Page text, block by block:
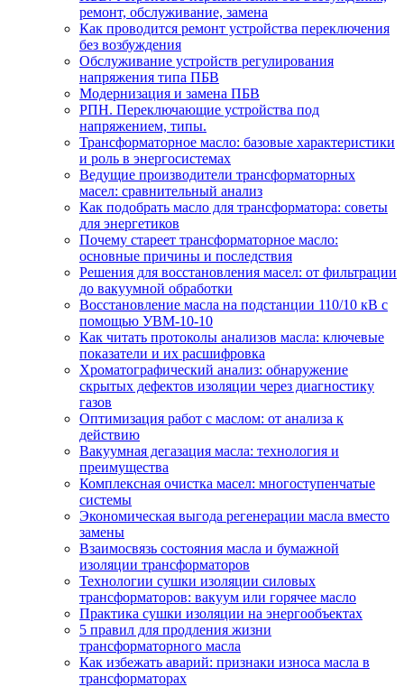
ремонт, обслуживание, замена
Как проводится ремонт устройства переключения
без возбуждения
Обслуживание устройств регулирования
напряжения типа ПБВ
Модернизация и замена ПБВ
РПН. Переключающие устройства под
напряжением, типы.
Трансформаторное масло: базовые характеристики
и роль в энергосистемах
Ведущие производители трансформаторных
масел: сравнительный анализ
Как подобрать масло для трансформатора: советы
для энергетиков
Почему стареет трансформаторное масло:
основные причины и последствия
Решения для восстановления масел: от фильтрации
до вакуумной обработки
Восстановление масла на подстанции 110/10 кВ с
помощью УВМ-10-10
Как читать протоколы анализов масла: ключевые
показатели и их расшифровка
Хроматографический анализ: обнаружение
скрытых дефектов изоляции через диагностику
газов
Оптимизация работ с маслом: от анализа к
действию
Вакуумная дегазация масла: технология и
преимущества
Комплексная очистка масел: многоступенчатые
системы
Экономическая выгода регенерации масла вместо
замены
Взаимосвязь состояния масла и бумажной
изоляции трансформаторов
Технологии сушки изоляции силовых
трансформаторов: вакуум или горячее масло
Практика сушки изоляции на энергообъектах
5 правил для продления жизни
трансформаторного масла
Как избежать аварий: признаки износа масла в
трансформаторах